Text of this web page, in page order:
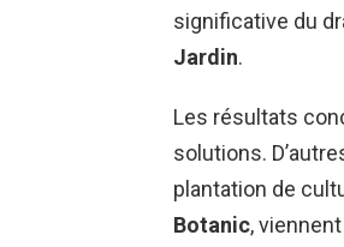
significative du
Jardin.
Les résultats
solutions.
plantation de
Botanic,